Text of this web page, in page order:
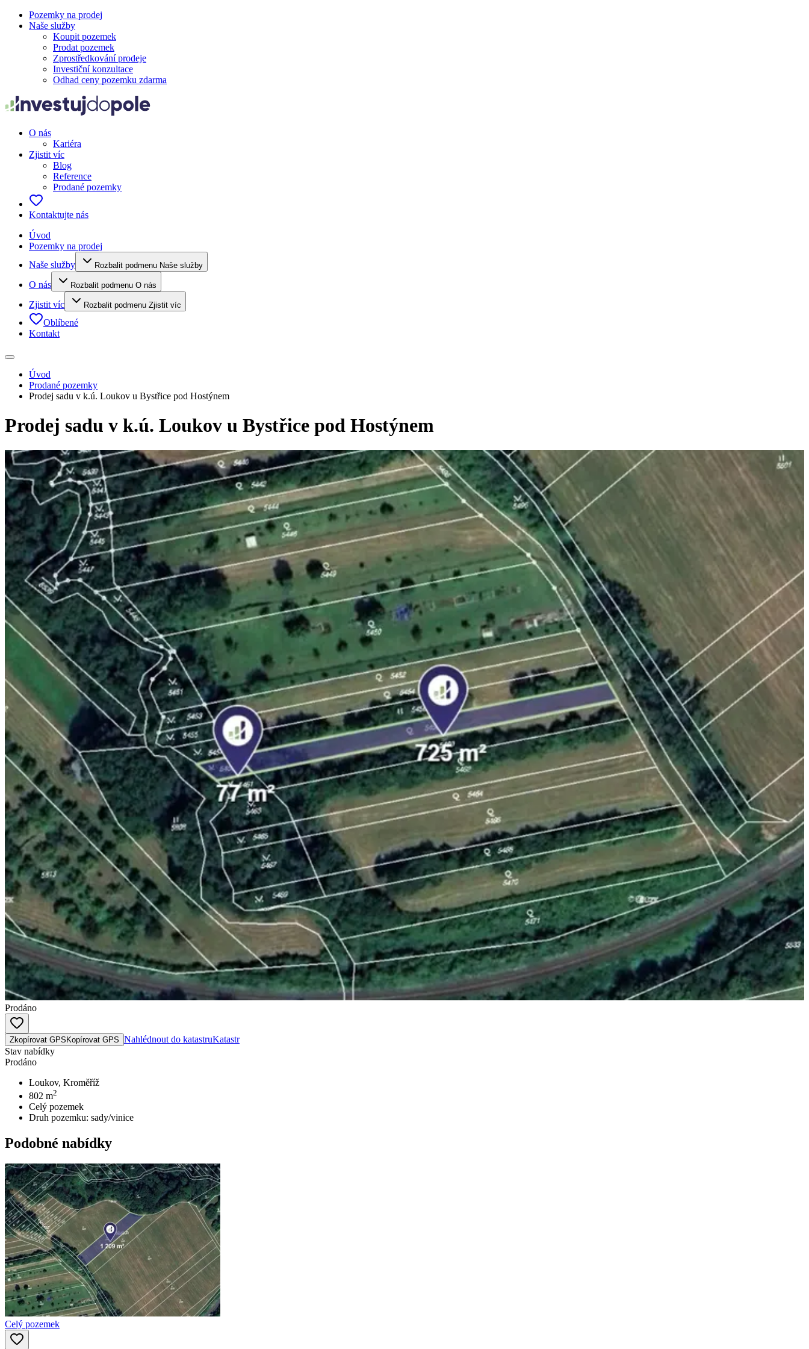
Pozemky na prodej
Naše služby
Koupit pozemek
Prodat pozemek
Zprostředkování prodeje
Investiční konzultace
Odhad ceny pozemku zdarma
O nás
Kariéra
Zjistit víc
Blog
Reference
Prodané pozemky
Kontaktujte nás
Úvod
Pozemky na prodej
Naše služby
Rozbalit podmenu Naše služby
O nás Rozbalit podmenu O nás
Zjistit víc Rozbalit podmenu Zjistit víc
Oblíbené
Kontakt
Úvod
Prodané pozemky
Prodej sadu v k.ú. Loukov u Bystřice pod Hostýnem
Prodej sadu v k.ú. Loukov u Bystřice pod Hostýnem
Prodáno
Zkopírovat GPSKopírovat GPS Nahlédnout do katastruKatastr
Stav nabídky
Prodáno
Loukov, Kroměříž
802 m2
Celý pozemek
Druh pozemku: sady/vinice
Podobné nabídky
Celý pozemek